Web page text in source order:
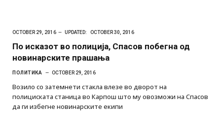
OCTOBER 29, 2016 UPDATED: OCTOBER 30, 2016
По исказот во полиција, Спасов побегна од
новинарските прашања
ПОЛИТИКА OCTOBER 29, 2016
Возило со затемнети стакла влезе во дворот на
полициската станица во Карпош што му овозможи на Спасов
да ги избегне новинарските екипи